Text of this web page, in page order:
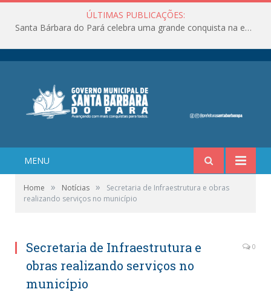
ÚLTIMAS PUBLICAÇÕES:
Santa Bárbara do Pará celebra uma grande conquista na educação!
MENU
Home » Notícias »
Secretaria de Infraestrutura e obras
realizando serviços no município
Secretaria de Infraestrutura e
obras realizando serviços no
município
0